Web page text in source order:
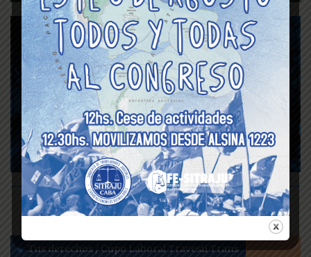
Protocolo de actuación
para situaciones de
violencia de Género
Tus derechos / Cupo Laboral Travesti Trans